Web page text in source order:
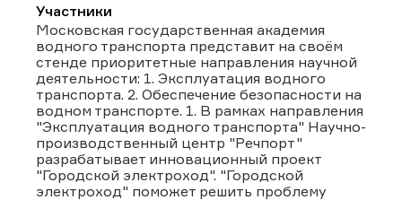
Участники
Московская государственная академия
водного транспорта представит на своём
стенде приоритетные направления научной
деятельности: 1. Эксплуатация водного
транспорта. 2. Обеспечение безопасности на
водном транспорте. 1. В рамках направления
"Эксплуатация водного транспорта" Научно-
производственный центр "Речпорт"
разрабатывает инновационный проект
"Городской электроход". "Городской
электроход" поможет решить проблему